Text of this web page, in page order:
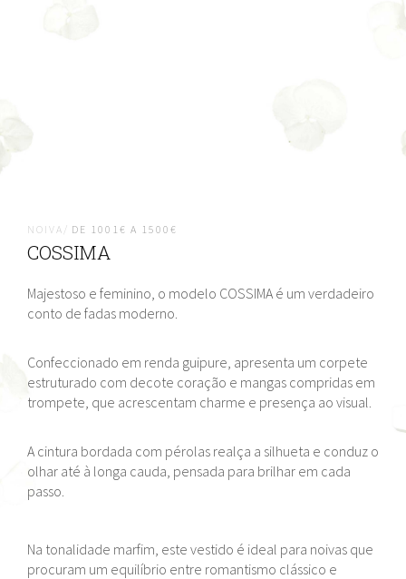
NOIVA/ DE 1001€ A 1500€
COSSIMA
Majestoso e feminino, o modelo COSSIMA é um verdadeiro
conto de fadas moderno.
Confeccionado em renda guipure, apresenta um corpete
estruturado com decote coração e mangas compridas em
trompete, que acrescentam charme e presença ao visual.
A cintura bordada com pérolas realça a silhueta e conduz o
olhar até à longa cauda, pensada para brilhar em cada
passo.
Na tonalidade marfim, este vestido é ideal para noivas que
procuram um equilíbrio entre romantismo clássico e